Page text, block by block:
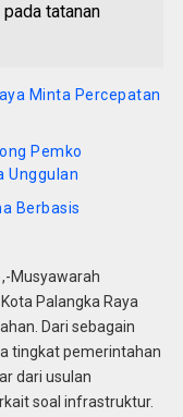
tatanan
Minta Percepatan
Pemko
Unggulan
Berbasis
,-Musyawarah
Palangka Raya
Dari sebagain
tingkat pemerintahan
dari usulan
soal infrastruktur.